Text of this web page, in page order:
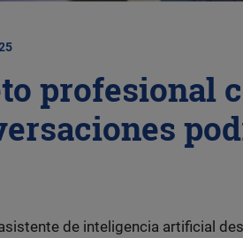
profesional
de inteligencia artificial